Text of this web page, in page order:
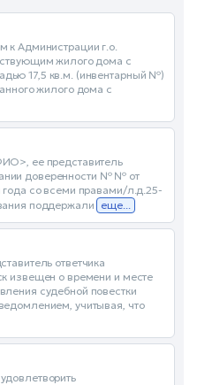
к Администрации г.о.
жилого дома с
17,5 кв.м. (инвентарный №)
жилого дома с
ее представитель
доверенности № № от
со всеми правами/л.д.25-
поддержали еще...
ответчика
извещен о времени и месте
судебной повестки
учитывая, что